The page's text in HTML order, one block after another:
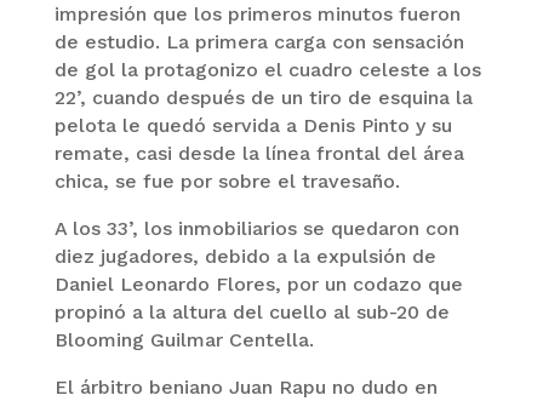
impresión que los primeros minutos fueron
de estudio. La primera carga con sensación
de gol la protagonizo el cuadro celeste a los
22’, cuando después de un tiro de esquina la
pelota le quedó servida a Denis Pinto y su
remate, casi desde la línea frontal del área
chica, se fue por sobre el travesaño.
A los 33’, los inmobiliarios se quedaron con
diez jugadores, debido a la expulsión de
Daniel Leonardo Flores, por un codazo que
propinó a la altura del cuello al sub-20 de
Blooming Guilmar Centella.
El árbitro beniano Juan Rapu no dudo en